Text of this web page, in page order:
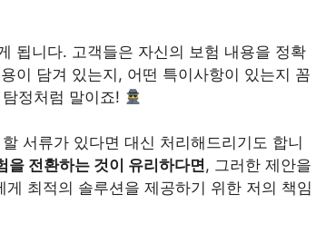
됩니다. 고객들은 자신의 보험 내용을 정확
이 담겨 있는지, 어떤 특이사항이 있는지 꼼
정처럼 말이죠!
서류가 있다면 대신 처리해드리기도 합니
을 전환하는 것이 유리하다면, 그러한 제안을
최적의 솔루션을 제공하기 위한 저의 책임